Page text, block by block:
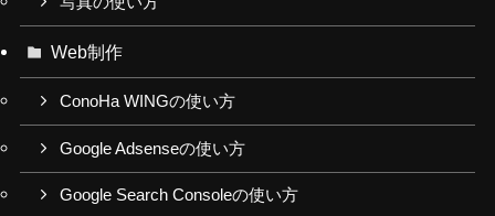
Web制作
ConoHa WINGの使い方
Google Adsenseの使い方
Google Search Consoleの使い方